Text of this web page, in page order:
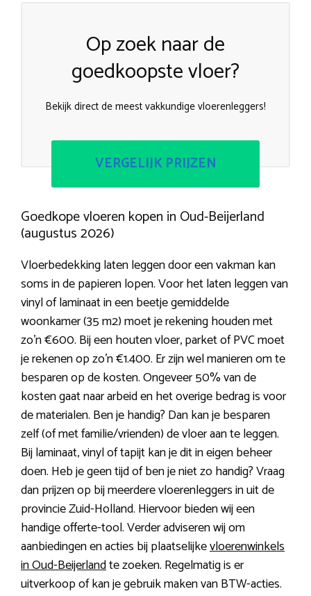
Op zoek naar de
goedkoopste vloer?
Bekijk direct de meest vakkundige vloerenleggers!
VERGELIJK PRIJZEN
Goedkope vloeren kopen in Oud-Beijerland
(augustus 2026)
Vloerbedekking laten leggen door een vakman kan
soms in de papieren lopen. Voor het laten leggen van
vinyl of laminaat in een beetje gemiddelde
woonkamer (35 m2) moet je rekening houden met
zo’n €600. Bij een houten vloer, parket of PVC moet
je rekenen op zo’n €1.400. Er zijn wel manieren om te
besparen op de kosten. Ongeveer 50% van de
kosten gaat naar arbeid en het overige bedrag is voor
de materialen. Ben je handig? Dan kan je besparen
zelf (of met familie/vrienden) de vloer aan te leggen.
Bij laminaat, vinyl of tapijt kan je dit in eigen beheer
doen. Heb je geen tijd of ben je niet zo handig? Vraag
dan prijzen op bij meerdere vloerenleggers in uit de
provincie Zuid-Holland. Hiervoor bieden wij een
handige offerte-tool. Verder adviseren wij om
aanbiedingen en acties bij plaatselijkevloerenwinkels
in Oud-Beijerlandte zoeken. Regelmatig is er
uitverkoop of kan je gebruik maken van BTW-acties.